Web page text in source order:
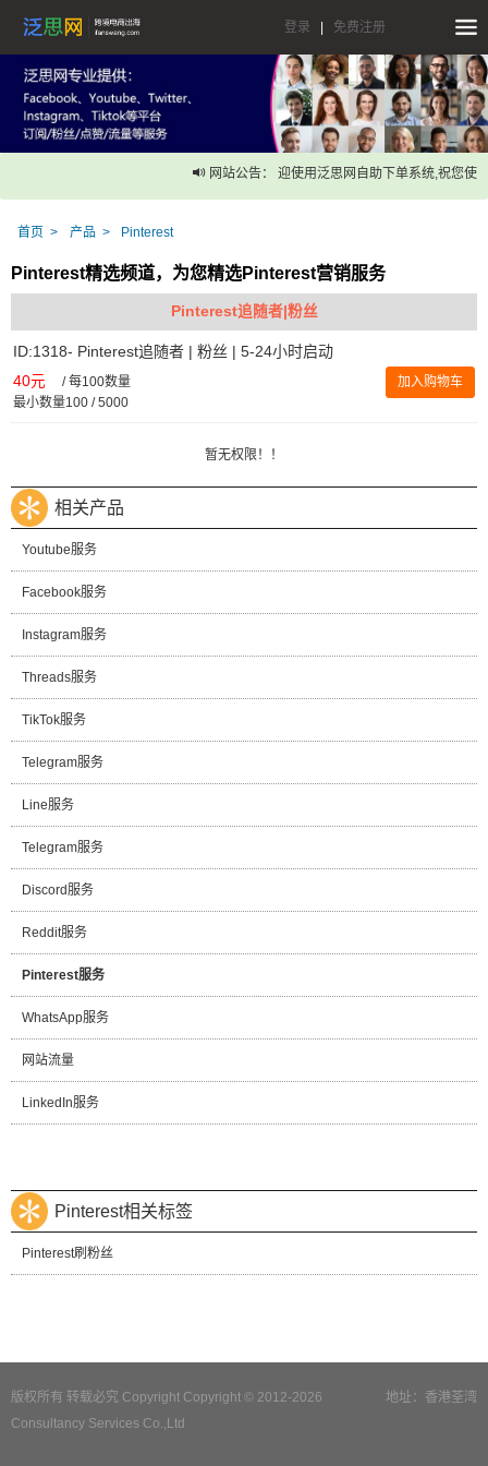
登录 免费注册
网站公告： 迎使用泛思网自助下单系统,祝您使用
首页 产品 Pinterest
Pinterest精选频道，为您精选Pinterest营销服务
Pinterest追随者|粉丝
ID:1318- Pinterest追随者 | 粉丝 | 5-24小时启动
40元 /每100数量
最小数量100 / 5000
加入购物车
暂无权限！！
相关产品
Youtube服务
Facebook服务
Instagram服务
Threads服务
TikTok服务
Telegram服务
Line服务
Telegram服务
Discord服务
Reddit服务
Pinterest服务
WhatsApp服务
网站流量
LinkedIn服务
Pinterest相关标签
Pinterest刷粉丝
地址：香港荃湾
版权所有 转载必究 Copyright Copyright © 2012-2026
Consultancy Services Co.,Ltd